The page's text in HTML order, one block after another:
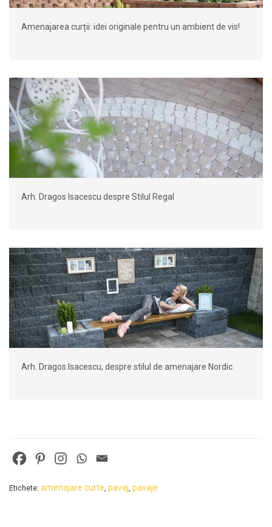
Amenajarea curții: idei originale pentru un ambient de vis!
Arh. Dragos Isacescu despre Stilul Regal
Arh. Dragos Isacescu, despre stilul de amenajare Nordic
Etichete: amenajare curte pavaj pavaje